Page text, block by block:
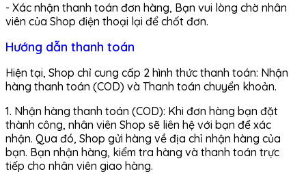
- Xác nhận thanh toán đơn hàng, Bạn vui lòng chờ nhân
viên của Shop điện thoại lại để chốt đơn.
Hướng dẫn thanh toán
Hiện tại, Shop chỉ cung cấp 2 hình thức thanh toán: Nhận
hàng thanh toán (COD) và Thanh toán chuyển khoản.
1. Nhận hàng thanh toán (COD): Khi đơn hàng bạn đặt
thành công, nhân viên Shop sẽ liên hệ với bạn để xác
nhận. Qua đó, Shop gửi hàng về địa chỉ nhận hàng của
bạn. Bạn nhận hàng, kiểm tra hàng và thanh toán trực
tiếp cho nhân viên giao hàng.